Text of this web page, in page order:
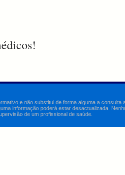
e não substitui de forma alguma a
informação poderá estar desactualizada.
de um profissional de saúde.